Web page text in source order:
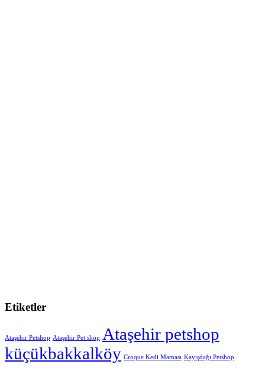
Etiketler
Ataşehir Petshop Ataşehir Pet shop Ataşehir petshop
küçükbakkalköy Croque Kedi Maması Kayışdağı Petshop